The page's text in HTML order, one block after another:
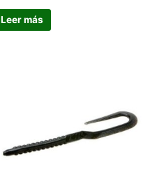
Leer más